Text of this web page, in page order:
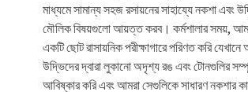
মাধ্যমে সামান্য সহজ রসায়নের সাহায্যে নকশা এবং
মৌলিক বিষয়গুলো আয়ত্ত করব। কর্মশালার সময়,
একটি ছোট রাসায়নিক পরীক্ষাগারে পরিণত করি যেখানে
উদ্ভিদের দ্বারা লুকানো অদৃশ্য রঙ এবং টোনগুলির
আবিষ্কার করি এবং আমরা সেগুলিকে সাধারণ নকশার